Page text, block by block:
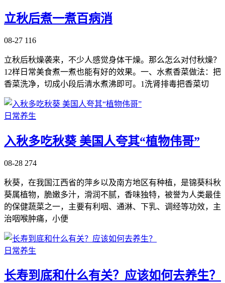
立秋后煮一煮百病消
08-27 116
立秋后秋燥袭来，不少人感觉身体干燥。那么怎么对付秋燥？
12样日常美食煮一煮也能有好的效果。一、水煮香菜做法：把
香菜洗净，切成小段后清水煮沸即可。1洗肾排毒把香菜切
日常养生
入秋多吃秋葵 美国人夸其“植物伟哥”
08-28 274
秋葵，在我国江西省的萍乡以及南方地区有种植，是锦葵科秋
葵属植物，脆嫩多汁，滑润不腻，香味独特，被誉为人类最佳
的保健蔬菜之一，主要有利咽、通淋、下乳、调经等功效，主
治咽喉肿痛，小便
日常养生
长寿到底和什么有关？应该如何去养生？